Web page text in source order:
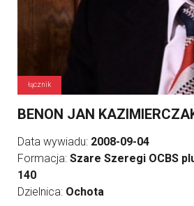
łącznik
BENON JAN
Data wywiadu: 2008-09-04
Formacja: Szare Szeregi OCBS
140
Dzielnica: Ochota